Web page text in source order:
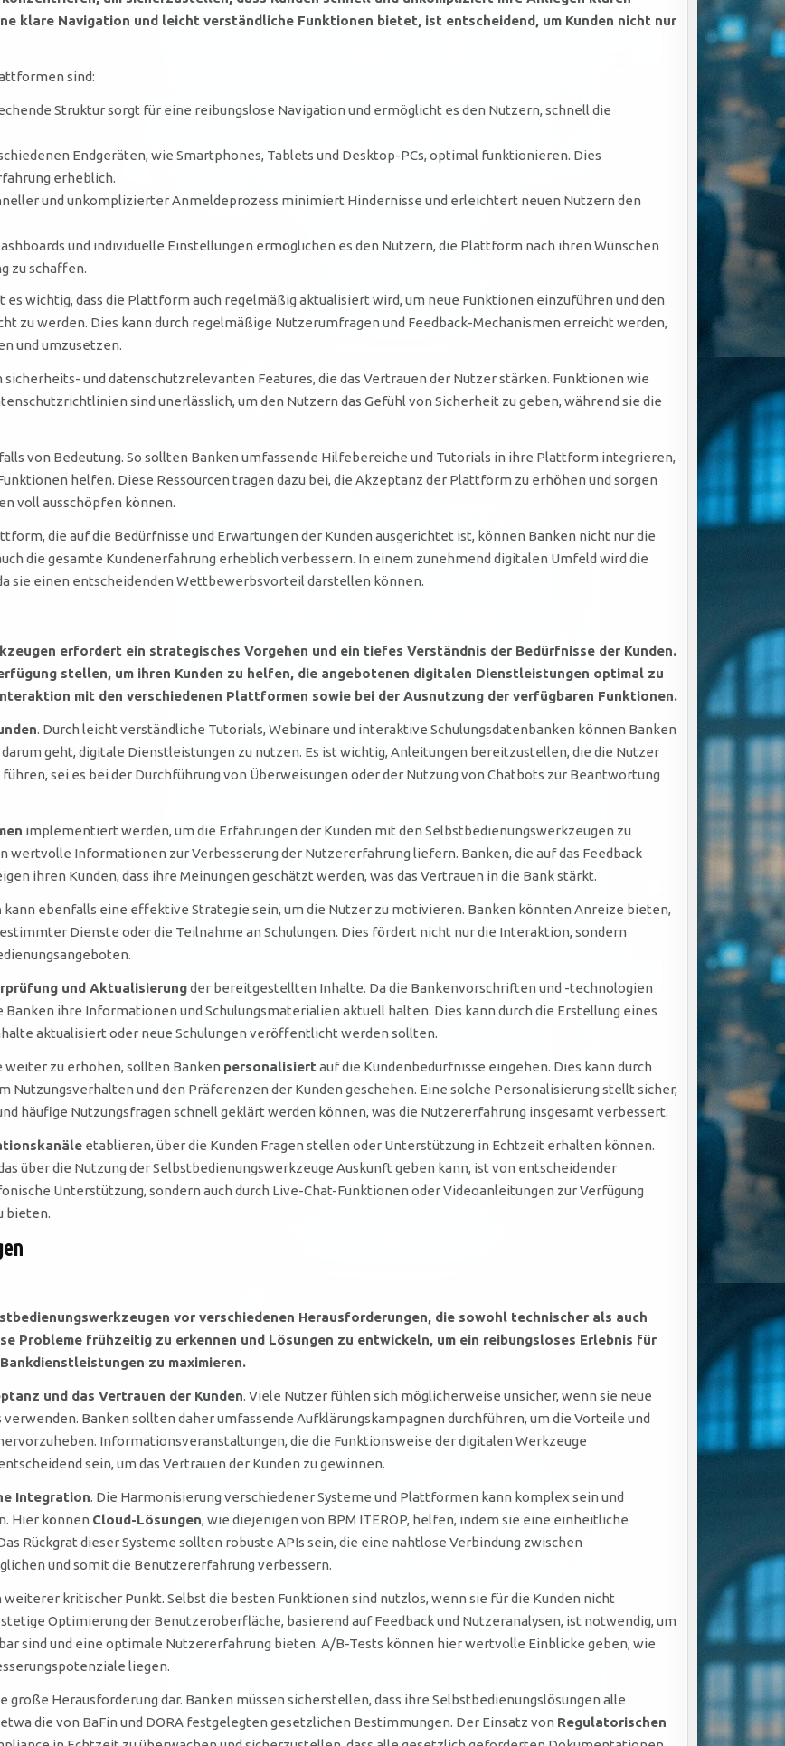
klare Navigation und leicht verständliche Funktionen bietet, ist entscheidend, um Kunden nicht nur
sind:
Struktur sorgt für eine reibungslose Navigation und ermöglicht es den Nutzern, schnell die
Endgeräten, wie Smartphones, Tablets und Desktop-PCs, optimal funktionieren. Dies
erheblich.
und unkomplizierter Anmeldeprozess minimiert Hindernisse und erleichtert neuen Nutzern den
und individuelle Einstellungen ermöglichen es den Nutzern, die Plattform nach ihren Wünschen
zu schaffen.
wichtig, dass die Plattform auch regelmäßig aktualisiert wird, um neue Funktionen einzuführen und den
zu werden. Dies kann durch regelmäßige Nutzerumfragen und Feedback-Mechanismen erreicht werden,
und umzusetzen.
und datenschutzrelevanten Features, die das Vertrauen der Nutzer stärken. Funktionen wie
sind unerlässlich, um den Nutzern das Gefühl von Sicherheit zu geben, während sie die
von Bedeutung. So sollten Banken umfassende Hilfebereiche und Tutorials in ihre Plattform integrieren,
helfen. Diese Ressourcen tragen dazu bei, die Akzeptanz der Plattform zu erhöhen und sorgen
voll ausschöpfen können.
die auf die Bedürfnisse und Erwartungen der Kunden ausgerichtet ist, können Banken nicht nur die
die gesamte Kundenerfahrung erheblich verbessern. In einem zunehmend digitalen Umfeld wird die
sie einen entscheidenden Wettbewerbsvorteil darstellen können.
erfordert ein strategisches Vorgehen und ein tiefes Verständnis der Bedürfnisse der Kunden.
stellen, um ihren Kunden zu helfen, die angebotenen digitalen Dienstleistungen optimal zu
mit den verschiedenen Plattformen sowie bei der Ausnutzung der verfügbaren Funktionen.
. Durch leicht verständliche Tutorials, Webinare und interaktive Schulungsdatenbanken können Banken
geht, digitale Dienstleistungen zu nutzen. Es ist wichtig, Anleitungen bereitzustellen, die die Nutzer
sei es bei der Durchführung von Überweisungen oder der Nutzung von Chatbots zur Beantwortung
implementiert werden, um die Erfahrungen der Kunden mit den Selbstbedienungswerkzeugen zu
Informationen zur Verbesserung der Nutzererfahrung liefern. Banken, die auf das Feedback
ihren Kunden, dass ihre Meinungen geschätzt werden, was das Vertrauen in die Bank stärkt.
kann ebenfalls eine effektive Strategie sein, um die Nutzer zu motivieren. Banken könnten Anreize bieten,
Dienste oder die Teilnahme an Schulungen. Dies fördert nicht nur die Interaktion, sondern
und Aktualisierungder bereitgestellten Inhalte. Da die Bankenvorschriften und -technologien
ihre Informationen und Schulungsmaterialien aktuell halten. Dies kann durch die Erstellung eines
aktualisiert oder neue Schulungen veröffentlicht werden sollten.
zu erhöhen, sollten Banken personalisiert auf die Kundenbedürfnisse eingehen. Dies kann durch
Nutzungsverhalten und den Präferenzen der Kunden geschehen. Eine solche Personalisierung stellt sicher,
häufige Nutzungsfragen schnell geklärt werden können, was die Nutzererfahrung insgesamt verbessert.
etablieren, über die Kunden Fragen stellen oder Unterstützung in Echtzeit erhalten können.
über die Nutzung der Selbstbedienungswerkzeuge Auskunft geben kann, ist von entscheidender
Unterstützung, sondern auch durch Live-Chat-Funktionen oder Videoanleitungen zur Verfügung
bieten.
vor verschiedenen Herausforderungen, die sowohl technischer als auch
Probleme frühzeitig zu erkennen und Lösungen zu entwickeln, um ein reibungsloses Erlebnis für
zu maximieren.
und das Vertrauen der Kunden. Viele Nutzer fühlen sich möglicherweise unsicher, wenn sie neue
Banken sollten daher umfassende Aufklärungskampagnen durchführen, um die Vorteile und
Informationsveranstaltungen, die die Funktionsweise der digitalen Werkzeuge
sein, um das Vertrauen der Kunden zu gewinnen.
Integration. Die Harmonisierung verschiedener Systeme und Plattformen kann komplex sein und
Hier können Cloud-Lösungen, wie diejenigen von BPM ITEROP, helfen, indem sie eine einheitliche
Rückgrat dieser Systeme sollten robuste APIs sein, die eine nahtlose Verbindung zwischen
und somit die Benutzererfahrung verbessern.
kritischer Punkt. Selbst die besten Funktionen sind nutzlos, wenn sie für die Kunden nicht
Optimierung der Benutzeroberfläche, basierend auf Feedback und Nutzeranalysen, ist notwendig, um
sind und eine optimale Nutzererfahrung bieten. A/B-Tests können hier wertvolle Einblicke geben, wie
liegen.
Herausforderung dar. Banken müssen sicherstellen, dass ihre Selbstbedienungslösungen alle
die von BaFin und DORA festgelegten gesetzlichen Bestimmungen. Der Einsatz von Regulatorischen